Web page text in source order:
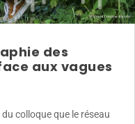
des
aux vagues
du colloque que le réseau